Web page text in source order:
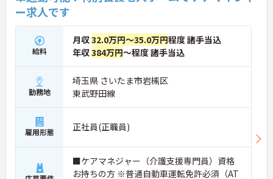
ー求人です
給料
月収32.0万円～35.0万円程度 諸手当込
年収384万円～程度 諸手当込
勤務地
埼玉県 さいたま市岩槻区
東武野田線
雇用形態 正社員(正職員)
■ケアマネジャー（介護支援専門員）資格
お持ちの方 ※普通自動車運転免許必須（AT